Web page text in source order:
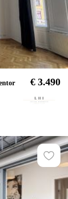
€ 3.490